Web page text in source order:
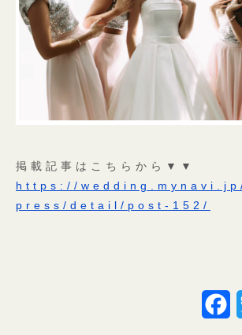
掲載記事はこちらから▼▼
https://
press/detail/post-152/
F